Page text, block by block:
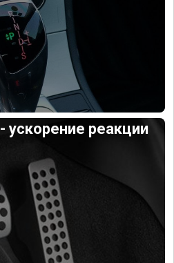
ускорение реакции